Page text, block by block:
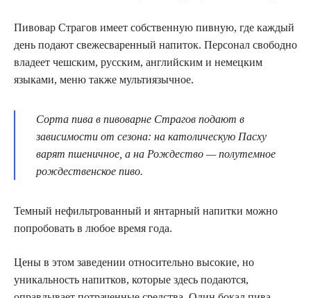
Пивовар Страгов имеет собственную пивную, где каждый
день подают свежесваренный напиток. Персонал свободно
владеет чешским, русским, английским и немецким
языками, меню также мультиязычное.
Сорта пива в пивоварне Страгов подают в
зависимости от сезона: на католическую Пасху
варят пшеничное, а на Рождество — полутемное
рождественское пиво.
Темный нефильтрованный и янтарный напитки можно
попробовать в любое время года.
Цены в этом заведении относительно высокие, но
уникальность напитков, которые здесь подаются,